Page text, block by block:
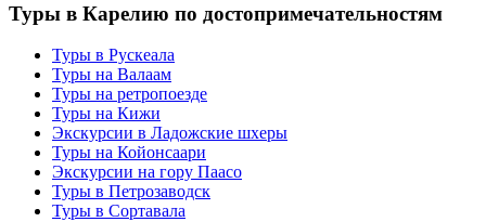
Туры в Карелию по достопримечательностям
Туры в Рускеала
Туры на Валаам
Туры на ретропоезде
Туры на Кижи
Экскурсии в Ладожские шхеры
Туры на Койонсаари
Экскурсии на гору Паасо
Туры в Петрозаводск
Туры в Сортавала